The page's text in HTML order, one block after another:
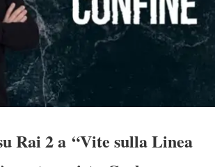
Rai 2 a “Vite sulla Linea